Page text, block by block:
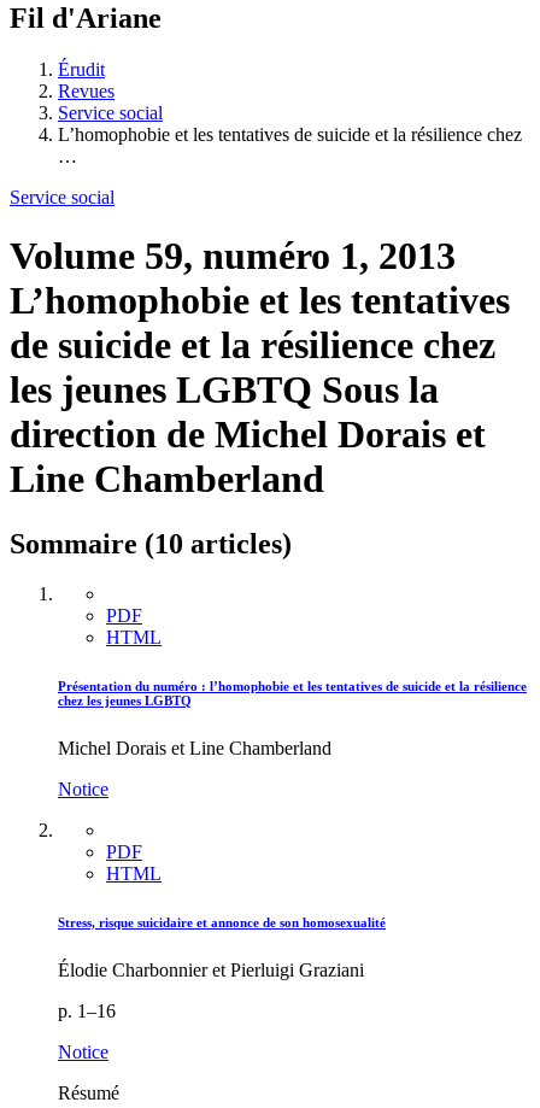
Fil d'Ariane
Érudit
Revues
Service social
L’homophobie et les tentatives de suicide et la résilience chez
…
Service social
Volume 59, numéro 1, 2013
L’homophobie et les tentatives
de suicide et la résilience chez
les jeunes LGBTQ Sous la
direction de Michel Dorais et
Line Chamberland
Sommaire (10 articles)
PDF
HTML
Présentation du numéro : l’homophobie et les tentatives de suicide et la résilience
chez les jeunes LGBTQ
Michel Dorais et Line Chamberland
Notice
PDF
HTML
Stress, risque suicidaire et annonce de son homosexualité
Élodie Charbonnier et Pierluigi Graziani
p. 1–16
Notice
Résumé